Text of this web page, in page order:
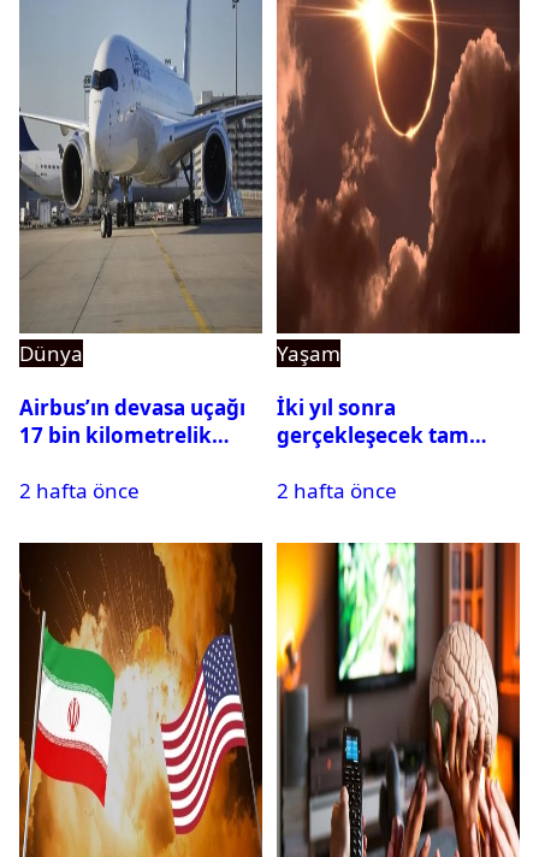
Dünya
Airbus’ın devasa uçağı
17 bin kilometrelik
tamamladı
2 hafta önce
Yaşam
İki yıl sonra
gerçekleşecek tam
oteller şimdiden doldu
2 hafta önce